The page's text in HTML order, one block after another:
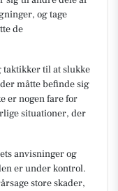
og tage
de
til at slukke
måtte befinde sig
er nogen fare for
situationer, der
anvisninger og
er under kontrol.
store skader,